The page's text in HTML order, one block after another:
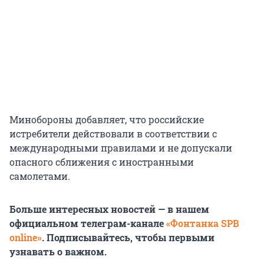
Минобороны добавляет, что российские
истребители действовали в соответствии с
международными правилами и не допускали
опасного сближения с иностранными
самолетами.
Больше интересных новостей — в нашем
официальном телеграм-канале«Фонтанка SPB
online». Подписывайтесь, чтобы первыми
узнавать о важном.